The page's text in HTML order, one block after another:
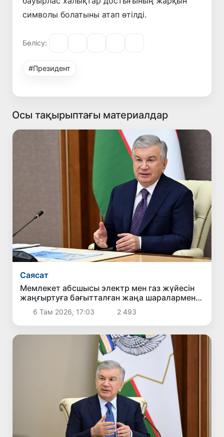
символы болатыны атап өтілді.
Бөлісу:
#Президент
Осы тақырыптағы материалдар
Саясат
Мемлекет абсшысы электр мен газ жүйесін
жаңғыртуға бағытталған жаңа шаралармен
танысты
6 Там 2026, 17:03 2 493